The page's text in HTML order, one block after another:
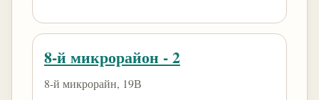
8-й микрорайон - 2
8-й микрорайн, 19В